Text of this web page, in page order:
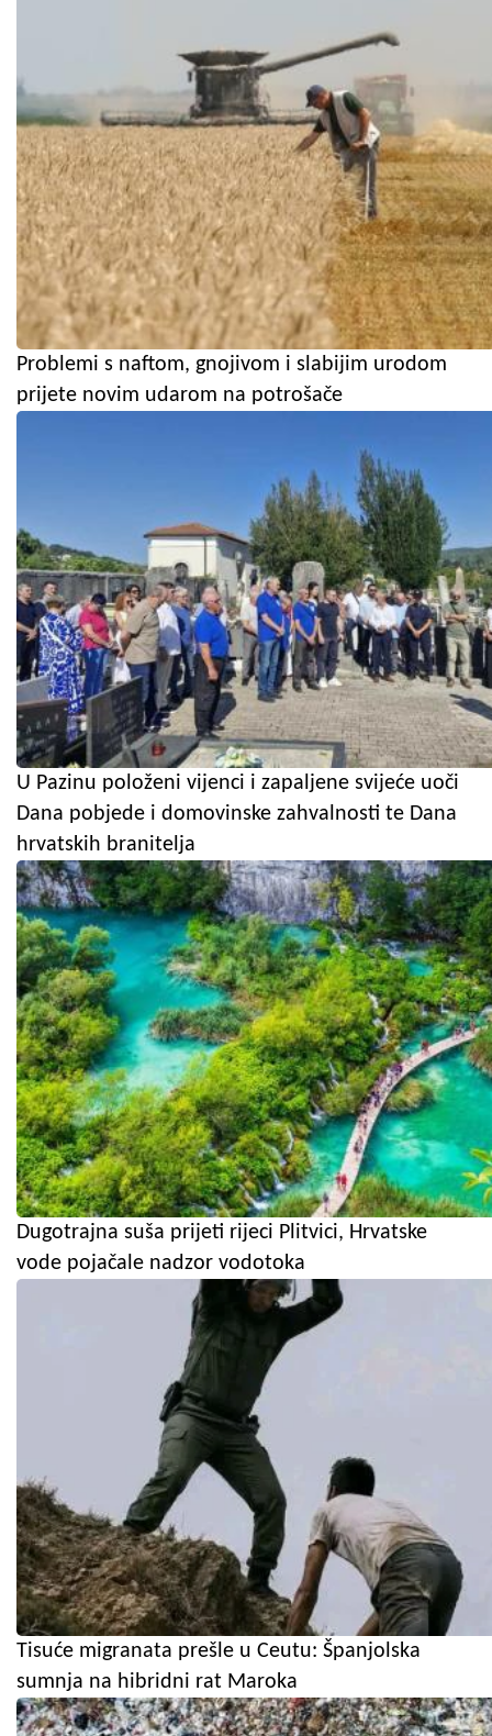
Problemi s naftom, gnojivom i slabijim urodom
prijete novim udarom na potrošače
U Pazinu položeni vijenci i zapaljene svijeće uoči
Dana pobjede i domovinske zahvalnosti te Dana
hrvatskih branitelja
Dugotrajna suša prijeti rijeci Plitvici, Hrvatske
vode pojačale nadzor vodotoka
Tisuće migranata prešle u Ceutu: Španjolska
sumnja na hibridni rat Maroka